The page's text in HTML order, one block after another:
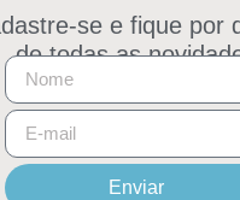
se e fique por
de todas as
Enviar